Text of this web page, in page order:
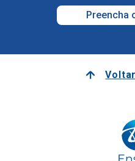
Preencha